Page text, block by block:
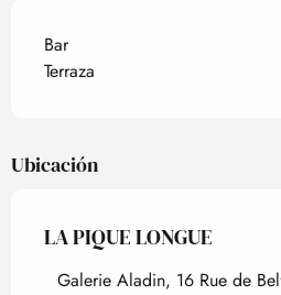
Bar
Terraza
Ubicación
LA PIQUE LONGUE
Galerie Aladin, 16 Rue de